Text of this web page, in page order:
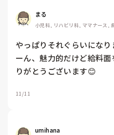
まる
小児科, リハビリ科, ママナース,
やっぱりそれぐらいにな
ーん、魅力的だけど給料
りがとうございます😊
11/11
umihana